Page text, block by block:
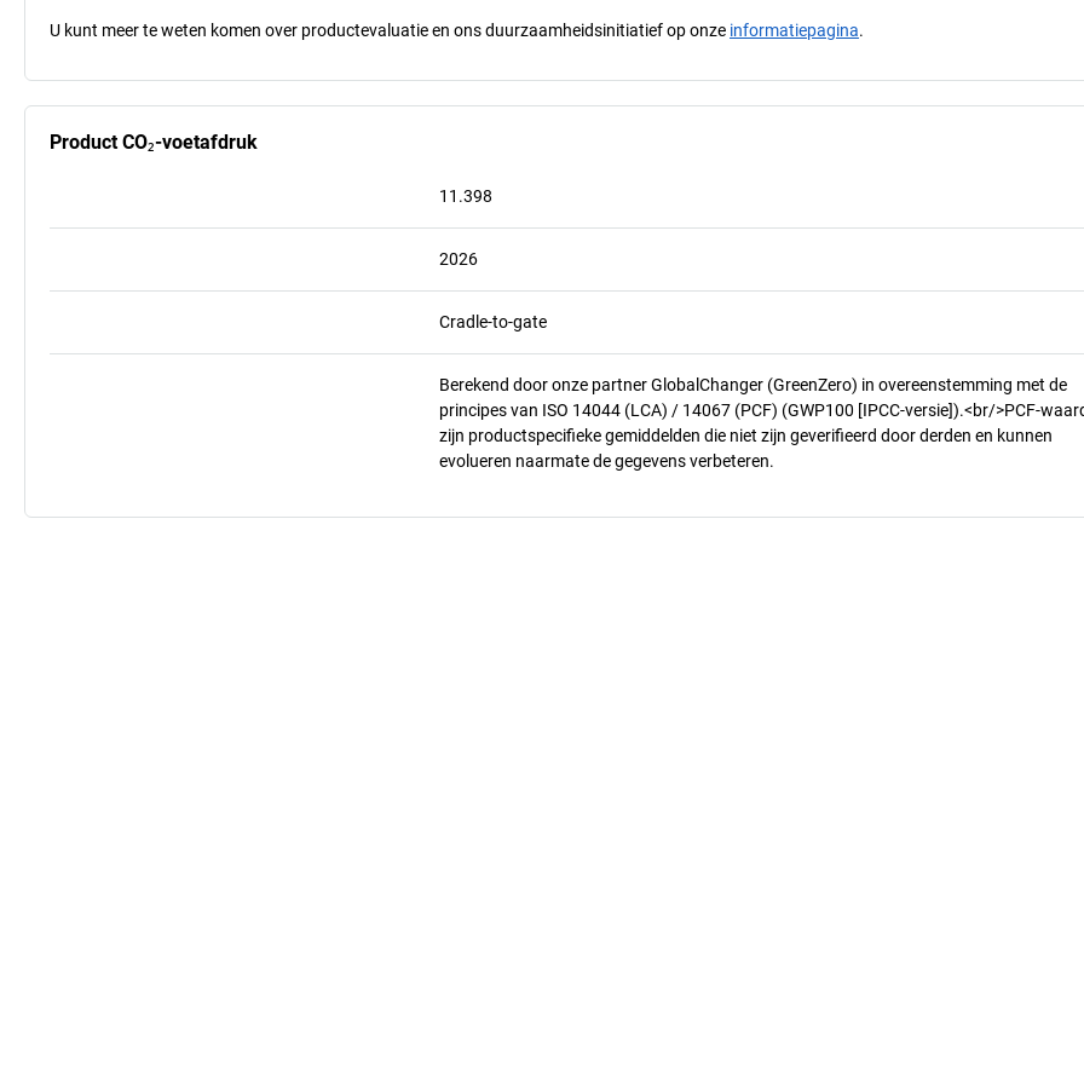
U kunt meer te weten komen over productevaluatie en ons duurzaamheidsinitiatief op onze informatiepagina.
Product CO₂-voetafdruk
11.398
2026
Cradle-to-gate
Berekend door onze partner GlobalChanger (GreenZero) in overeenstemming met de
principes van ISO 14044 (LCA) / 14067 (PCF) (GWP100 [IPCC-versie]).<br/>PCF-
zijn productspecifieke gemiddelden die niet zijn geverifieerd door derden en kunnen
evolueren naarmate de gegevens verbeteren.